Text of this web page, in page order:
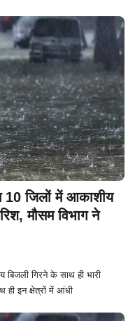
जिलों में आकाशीय
मौसम विभाग ने
बिजली गिरने के साथ ही भारी
ही इन क्षेत्रों में आंधी